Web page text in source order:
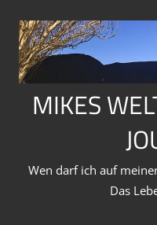
Inhalt
springen
MIKES
Wen darf ich auf
Das